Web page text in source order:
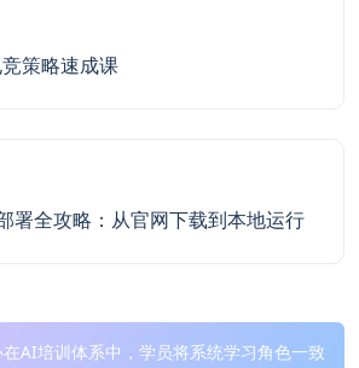
策略速成课
署全攻略：从官网下载到本地运行
AI培训体系中，学员将系统学习角色一致